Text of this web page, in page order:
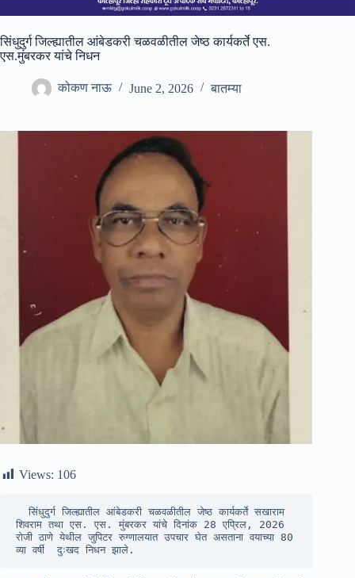
सिंधुदुर्ग जिल्ह्यातील आंबेडकरी चळवळीतील जेष्ठ कार्यकर्ते एस.
एस.मुंबरकर यांचे निधन
कोकण नाऊ June 2, 2026 बातम्या
Views: 106
शिवराम तथा एस. एस. मुंबरकर यांचे दिनांक 28 एप्रिल, 2026
रोजी ठाणे येथील जुपिटर रुग्णालयात उपचार घेत असताना वयाच्या 80
व्या वर्षी  दुःखद निधन झाले.